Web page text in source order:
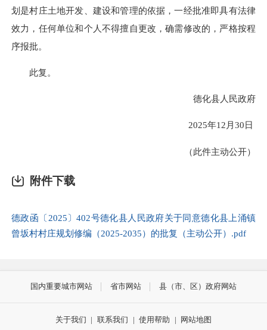
划是村庄土地开发、建设和管理的依据，一经批准即具有法律
效力，任何单位和个人不得擅自更改，确需修改的，严格按程
序报批。
此复。
德化县人民政府
2025年12月30日
（此件主动公开）
附件下载
德政函〔2025〕402号德化县人民政府关于同意德化县上涌镇
曾坂村村庄规划修编（2025-2035）的批复（主动公开）.pdf
国内重要城市网站 省市网站 县（市、区）政府网站
关于我们 | 联系我们 | 使用帮助 | 网站地图